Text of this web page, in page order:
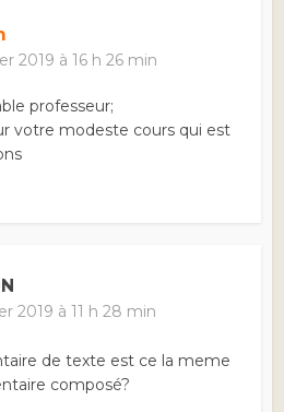
2019 à 16 h 26 min
professeur;
votre modeste cours qui est
2019 à 11 h 28 min
de texte est ce la meme
composé?